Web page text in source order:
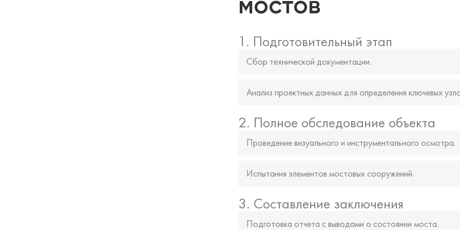
мостов
1. Подготовительный этап
Сбор технической документации.
Анализ проектных данных для определения ключевых
2. Полное обследование объекта
Проведение визуального и инструментального осмотра.
Испытания элементов мостовых сооружений.
3. Составление заключения
Подготовка отчета с выводами о состоянии моста.